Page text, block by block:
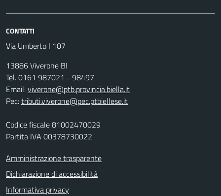
CONTATTI
Via Umberto I 107
13886 Viverone BI
Tel. 0161 987021 - 98497
Email:viverone@ptb.provincia.biella.it
Pec:tributi.viverone@pec.ptbiellese.it
Codice fiscale 81002470029
Partita IVA 00378730022
Amministrazione trasparente
Dichiarazione di accessibilità
Informativa privacy